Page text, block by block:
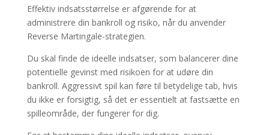
Effektiv indsatsstørrelse er afgørende for at
administrere din bankroll og risiko, når du anvender
Reverse Martingale-strategien.
Du skal finde de ideelle indsatser, som balancerer dine
potentielle gevinst med risikoen for at udøre din
bankroll. Aggressivt spil kan føre til betydelige tab, hvis
du ikke er forsigtig, så det er essentielt at fastsætte en
spilleområde, der fungerer for dig.